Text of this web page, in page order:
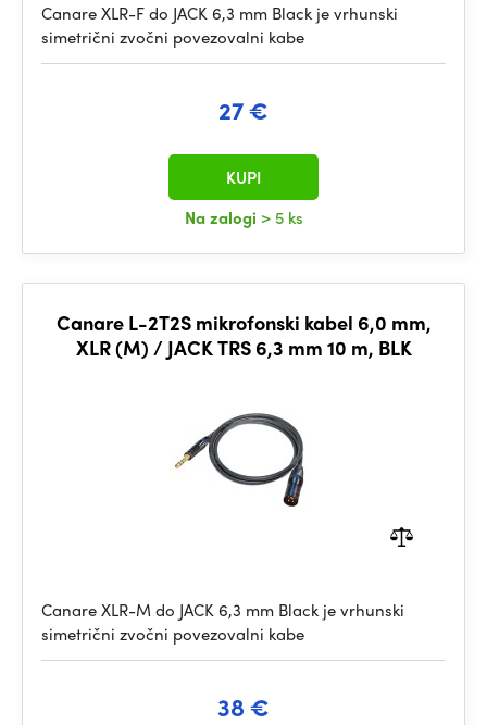
Canare XLR-F do JACK 6,3 mm Black je vrhunski
simetrični zvočni povezovalni kabe
27 €
Na zalogi > 5 ks
KUPI
Canare L-2T2S mikrofonski kabel 6,0 mm,
XLR (M) / JACK TRS 6,3 mm 10 m, BLK
Canare XLR-M do JACK 6,3 mm Black je vrhunski
simetrični zvočni povezovalni kabe
38 €